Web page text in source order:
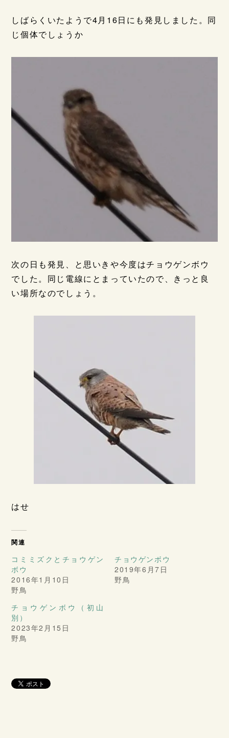
しばらくいたようで4月16日にも発見しました。同
じ個体でしょうか
次の日も発見、と思いきや今度はチョウゲンボウ
でした。同じ電線にとまっていたので、きっと良
い場所なのでしょう。
はせ
関連
コミミズクとチョウゲン
ボウ
2016年1月10日
野鳥
チョウゲンボウ
2019年6月7日
野鳥
チョウゲンボウ（初山
別）
2023年2月15日
野鳥